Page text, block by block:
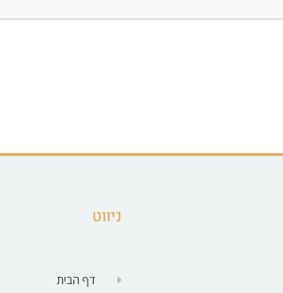
ניווט
דף הבית